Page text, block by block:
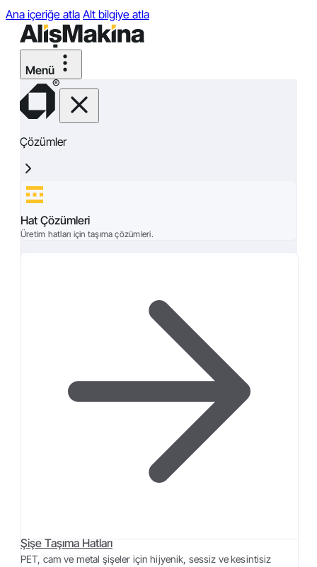
Ana içeriğe atla Alt bilgiye atla
Çözümler
Hat Çözümleri
Üretim hatları için taşıma çözümleri.
Şişe Taşıma Hatları
PET, cam ve metal şişeler için hijyenik, sessiz ve kesintisiz